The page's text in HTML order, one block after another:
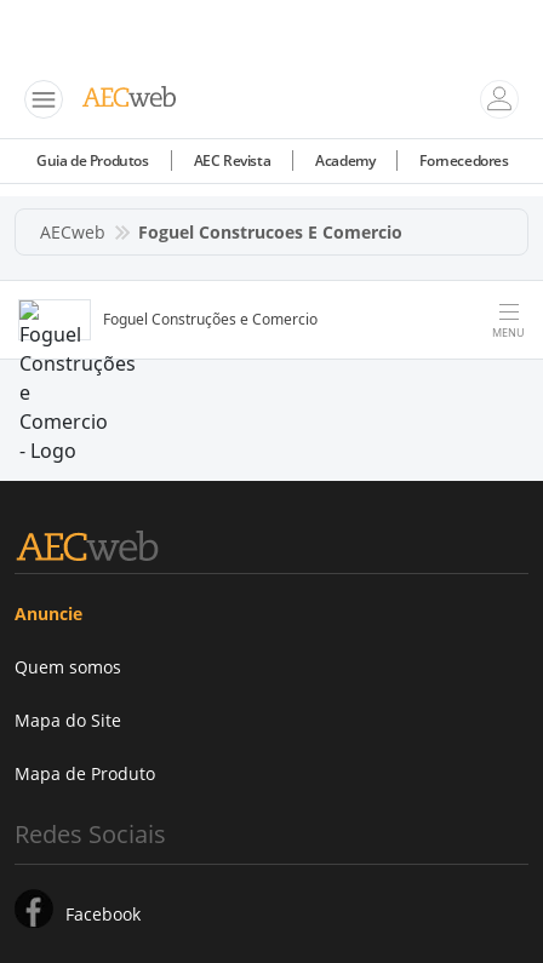
Guia de Produtos AEC Revista Academy Fornecedores
AECweb Foguel Construcoes E Comercio
Foguel Construções e Comercio
MENU
Anuncie
Quem somos
Mapa do Site
Mapa de Produto
Redes Sociais
Facebook